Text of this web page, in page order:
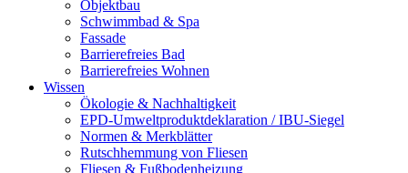
Objektbau
Schwimmbad & Spa
Fassade
Barrierefreies Bad
Barrierefreies Wohnen
Wissen
Ökologie & Nachhaltigkeit
EPD-Umweltproduktdeklaration / IBU-Siegel
Normen & Merkblätter
Rutschhemmung von Fliesen
Fliesen & Fußbodenheizung